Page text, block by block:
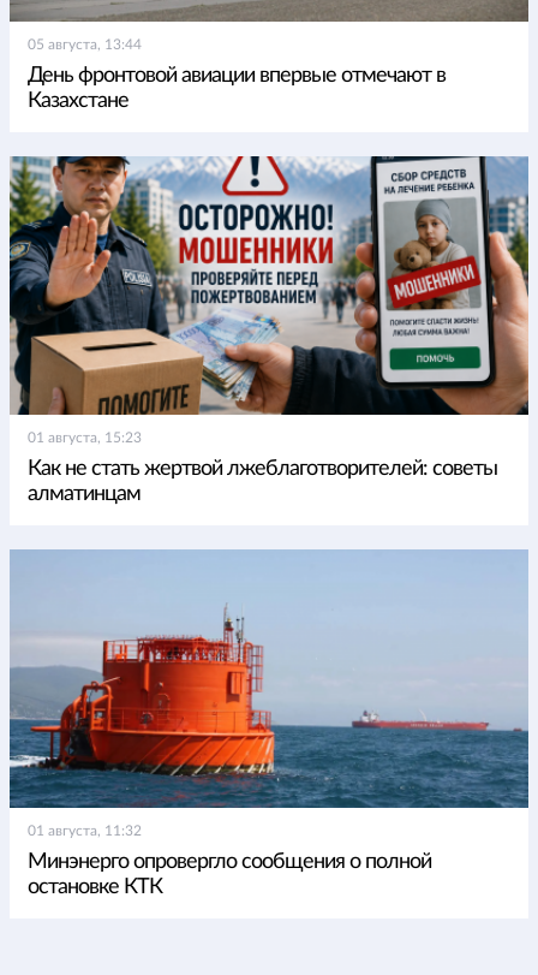
05 августа, 13:44
День фронтовой авиации впервые отмечают в
Казахстане
01 августа, 15:23
Как не стать жертвой лжеблаготворителей: советы
алматинцам
01 августа, 11:32
Минэнерго опровергло сообщения о полной
остановке КТК